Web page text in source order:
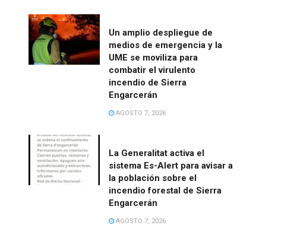
Un amplio despliegue de
medios de emergencia y la
UME se moviliza para
combatir el virulento
incendio de Sierra
Engarcerán
AGOSTO 7, 2026
La Generalitat activa el
sistema Es-Alert para avisar a
la población sobre el
incendio forestal de Sierra
Engarcerán
AGOSTO 7, 2026